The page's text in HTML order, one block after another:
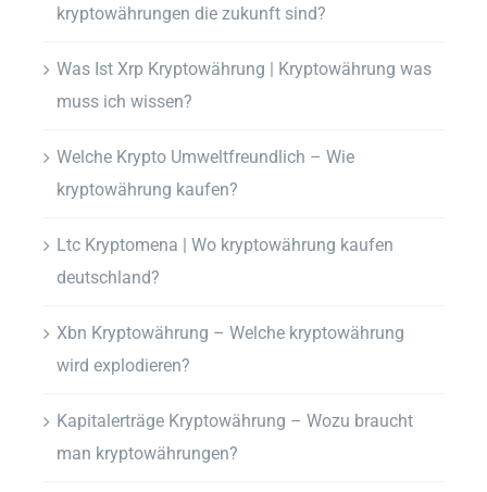
kryptowährungen die zukunft sind?
Was Ist Xrp Kryptowährung | Kryptowährung was
muss ich wissen?
Welche Krypto Umweltfreundlich – Wie
kryptowährung kaufen?
Ltc Kryptomena | Wo kryptowährung kaufen
deutschland?
Xbn Kryptowährung – Welche kryptowährung
wird explodieren?
Kapitalerträge Kryptowährung – Wozu braucht
man kryptowährungen?